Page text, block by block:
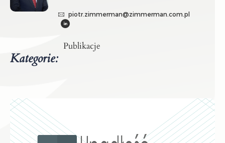
piotr.zimmerman@zimmerman.com.pl
Kategorie:
Publikacje